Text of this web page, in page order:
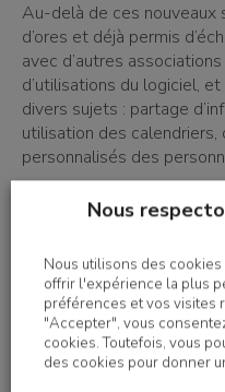
Au-delà de ces nouveaux
d’ores et déjà permis
avec d’autres
d’utilisations du logiciel,
divers sujets : partage
utilisation des
personnalisés des
Le projet doit se
bénéfices et de progrès
La Fondation OVE
et le GCS Sara pour leur
ainsi que tous nos
projet : le CMPP René
Nous
Nous utilisons des
offrir l'expérience la plus
préférences et vos visites
"Accepter", vous
cookies. Toutefois, vous
des cookies pour donner